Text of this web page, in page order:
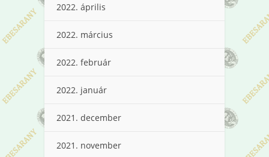
2022. április
2022. március
2022. február
2022. január
2021. december
2021. november